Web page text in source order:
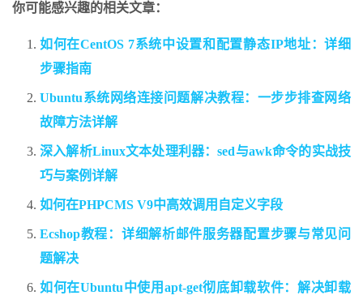
你可能感兴趣的相关文章：
如何在CentOS 7系统中设置和配置静态IP地址：详细
步骤指南
Ubuntu系统网络连接问题解决教程：一步步排查网络
故障方法详解
深入解析Linux文本处理利器：sed与awk命令的实战技
巧与案例详解
如何在PHPCMS V9中高效调用自定义字段
Ecshop教程：详细解析邮件服务器配置步骤与常见问
题解决
如何在Ubuntu中使用apt-get彻底卸载软件：解决卸载